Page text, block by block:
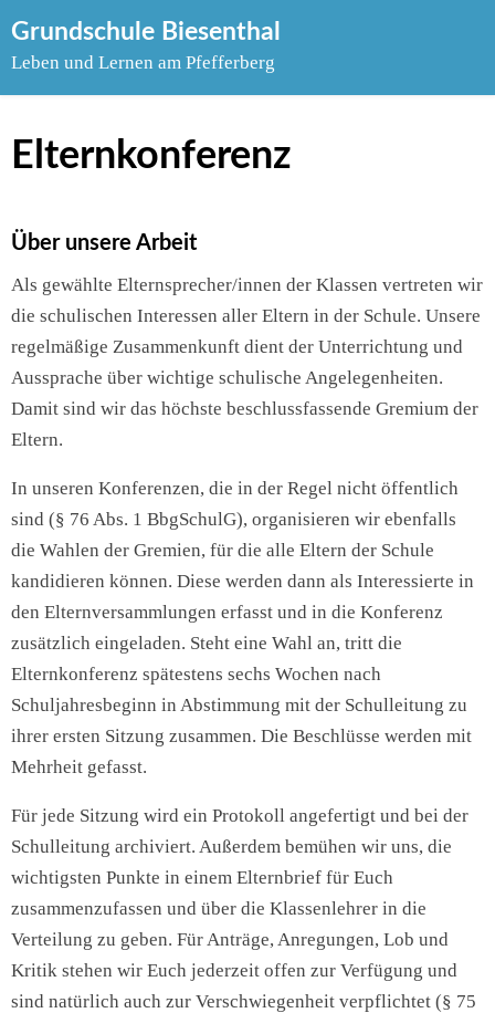
to
Grundschule Biesenthal
Leben und Lernen am Pfefferberg
Elternkonferenz
Über unsere Arbeit
Als gewählte Elternsprecher/innen der Klassen vertreten wir
die schulischen Interessen aller Eltern in der Schule. Unsere
regelmäßige Zusammenkunft dient der Unterrichtung und
Aussprache über wichtige schulische Angelegenheiten.
Damit sind wir das höchste beschlussfassende Gremium der
Eltern.
In unseren Konferenzen, die in der Regel nicht öffentlich
sind (§ 76 Abs. 1 BbgSchulG), organisieren wir ebenfalls
die Wahlen der Gremien, für die alle Eltern der Schule
kandidieren können. Diese werden dann als Interessierte in
den Elternversammlungen erfasst und in die Konferenz
zusätzlich eingeladen. Steht eine Wahl an, tritt die
Elternkonferenz spätestens sechs Wochen nach
Schuljahresbeginn in Abstimmung mit der Schulleitung zu
ihrer ersten Sitzung zusammen. Die Beschlüsse werden mit
Mehrheit gefasst.
Für jede Sitzung wird ein Protokoll angefertigt und bei der
Schulleitung archiviert. Außerdem bemühen wir uns, die
wichtigsten Punkte in einem Elternbrief für Euch
zusammenzufassen und über die Klassenlehrer in die
Verteilung zu geben. Für Anträge, Anregungen, Lob und
Kritik stehen wir Euch jederzeit offen zur Verfügung und
sind natürlich auch zur Verschwiegenheit verpflichtet (§ 75